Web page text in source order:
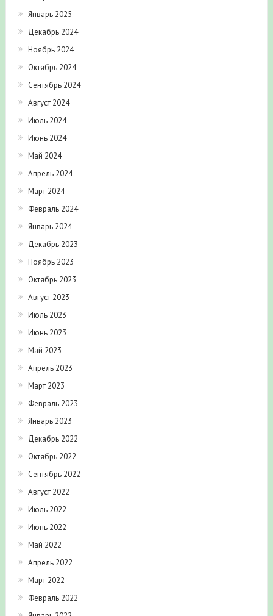
Январь 2025
Декабрь 2024
Ноябрь 2024
Октябрь 2024
Сентябрь 2024
Август 2024
Июль 2024
Июнь 2024
Май 2024
Апрель 2024
Март 2024
Февраль 2024
Январь 2024
Декабрь 2023
Ноябрь 2023
Октябрь 2023
Август 2023
Июль 2023
Июнь 2023
Май 2023
Апрель 2023
Март 2023
Февраль 2023
Январь 2023
Декабрь 2022
Октябрь 2022
Сентябрь 2022
Август 2022
Июль 2022
Июнь 2022
Май 2022
Апрель 2022
Март 2022
Февраль 2022